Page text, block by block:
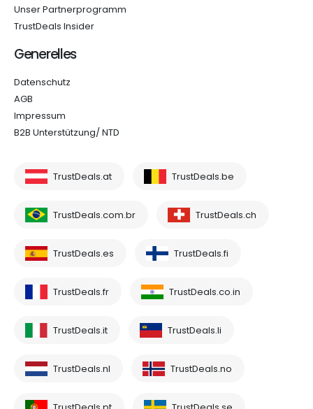
Unser Partnerprogramm
TrustDeals Insider
Generelles
Datenschutz
AGB
Impressum
B2B Unterstützung/ NTD
TrustDeals.at TrustDeals.be
TrustDeals.com.br TrustDeals.ch
TrustDeals.es TrustDeals.fi
TrustDeals.fr TrustDeals.co.in
TrustDeals.it TrustDeals.li
TrustDeals.nl TrustDeals.no